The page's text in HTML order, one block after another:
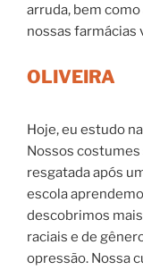
arruda, bem
nossas farmácias
OLIVEIRA
Hoje, eu estudo
Nossos costumes
resgatada após
escola
descobrimos
raciais e de
opressão. Nossa